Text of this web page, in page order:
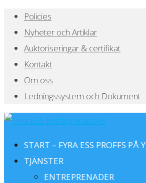
Policies
Nyheter och Artiklar
Auktoriseringar & certifikat
Kontakt
Om oss
Ledningssystem och Dokument
START – FYRA ESS PROFFS PÅ
TJÄNSTER
ENTREPRENADER